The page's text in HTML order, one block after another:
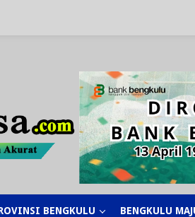
BENGKULU BENGKULU